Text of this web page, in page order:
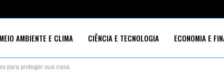
MEIO AMBIENTE E CLIMA CIÊNCIA E TECNOLOGIA ECONOMIA E
para proteger sua casa